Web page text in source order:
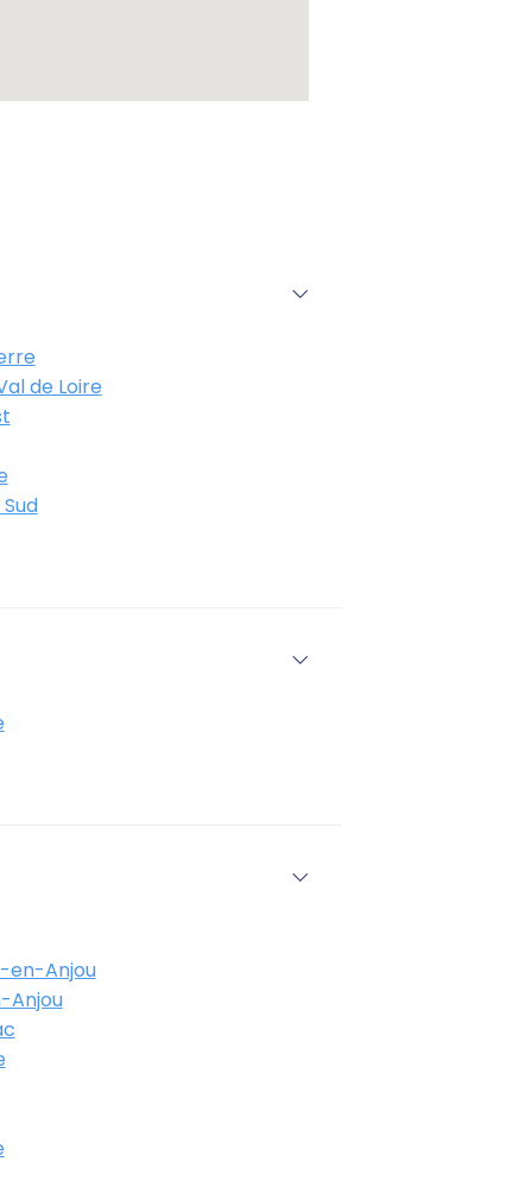
de Loire
en-Anjou
Anjou